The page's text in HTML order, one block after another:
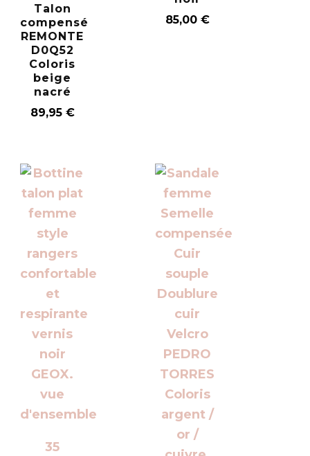
Talon
compensé
REMONTE
D0Q52
Coloris
beige
nacré
89,95 €
85,00 €
35